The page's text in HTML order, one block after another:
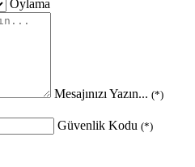
Oylama
Mesajınızı Yazın... (*)
Güvenlik Kodu (*)